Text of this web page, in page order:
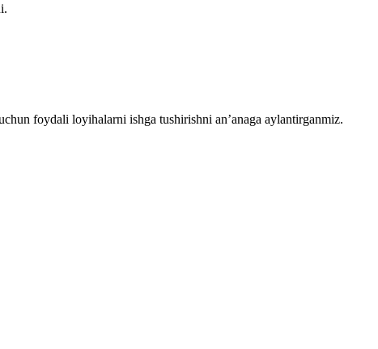
foydali loyihalarni ishga tushirishni an’anaga aylantirganmiz.